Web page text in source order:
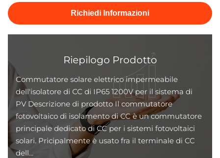
Richiedi Informazioni
Riepilogo Prodotto
Commutatore solare elettrico impermeabile
dell'isolatore di CC di IP65 1200V per il sistema di
PV Descrizione di prodotto Il commutatore
fotovoltaico di isolamento di CC è un commutatore
principale dedicato di CC per i sistemi fotovoltaici
solari. Pricipalmente è usato fra il terminale di CC
dell...